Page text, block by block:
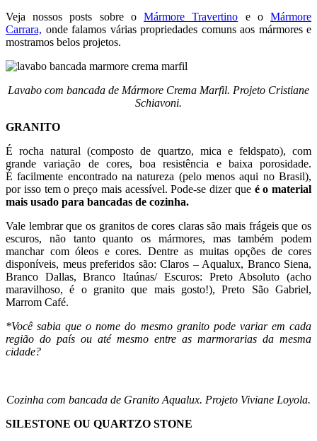
Veja nossos posts sobre oMármore Travertino e oMármore
Carrara, onde falamos várias propriedades comuns aos mármores e
mostramos belos projetos.
Lavabo com bancada de Mármore Crema Marfil. Projeto Cristiane
Schiavoni.
GRANITO
É rocha natural (composto de quartzo, mica e feldspato), com
grande variação de cores, boa resistência e baixa porosidade.
É facilmente encontrado na natureza (pelo menos aqui no Brasil),
por isso tem o preço mais acessível. Pode-se dizer que é o material
mais usado para bancadas de cozinha.
Vale lembrar que os granitos de cores claras são mais frágeis que os
escuros, não tanto quanto os mármores, mas também podem
manchar com óleos e cores. Dentre as muitas opções de cores
disponíveis, meus preferidos são: Claros – Aqualux, Branco Siena,
Branco Dallas, Branco Itaúnas/ Escuros: Preto Absoluto (acho
maravilhoso, é o granito que mais gosto!), Preto São Gabriel,
Marrom Café.
*Você sabia que o nome do mesmo granito pode variar em cada
região do país ou até mesmo entre as marmorarias da mesma
cidade?
Cozinha com bancada de Granito Aqualux. Projeto Viviane Loyola.
SILESTONE OU QUARTZO STONE